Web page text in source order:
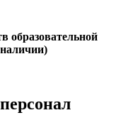
образовательной